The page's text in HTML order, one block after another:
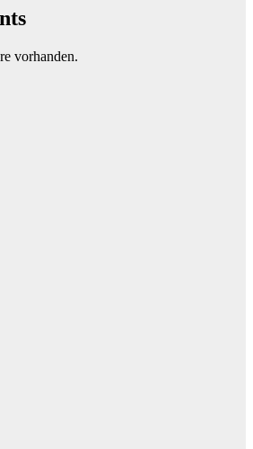
vorhanden.